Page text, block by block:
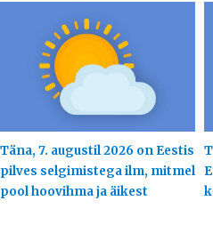
Täna, 7. augustil 2026 on Eestis
pilves selgimistega ilm, mitmel
pool hoovihma ja äikest